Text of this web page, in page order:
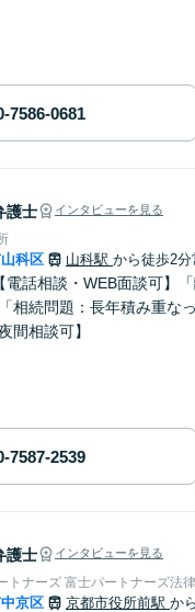
護士 インタビューを見る
科区 山科駅 から徒歩2分
電話相談・WEB面談可】
相続問題：長年積み重な
間相談可】
護士 インタビューを見る
トナーズ 富士パートナーズ法
京区 京都市役所前駅 か